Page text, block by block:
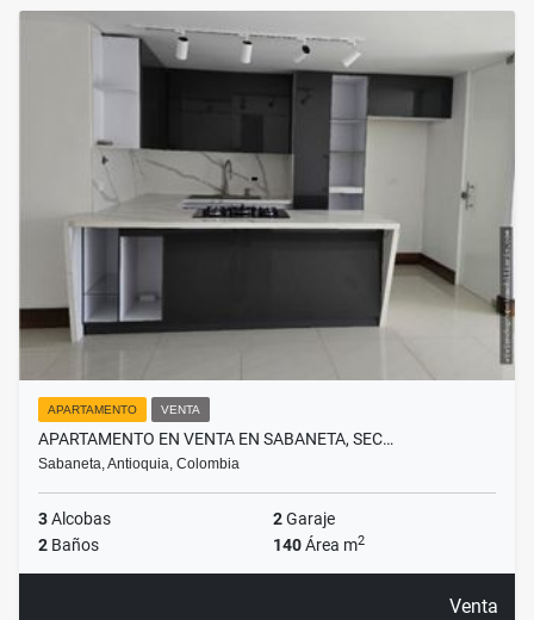
APARTAMENTO VENTA
APARTAMENTO EN VENTA EN SABANETA, SEC…
Sabaneta, Antioquia, Colombia
3Alcobas 2Garaje
2 Baños 140Área m2
Venta